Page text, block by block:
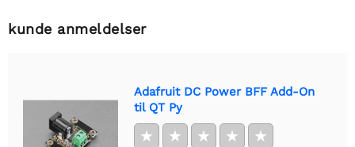
kunde anmeldelser
Adafruit DC Power BFF Add-On
til QT Py
★ ★ ★ ★ ★